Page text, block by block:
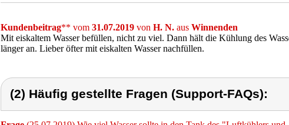
Kundenbeitrag** vom 31.07.2019 von H. N. aus Winnenden
Mit eiskaltem Wasser befüllen, nicht zu viel. Dann hält die Kühlung des
länger an. Lieber öfter mit eiskalten Wasser nachfüllen.
(2) Häufig gestellte Fragen (Support-FAQs):